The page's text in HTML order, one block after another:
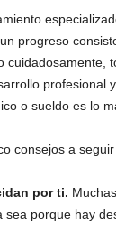
progreso
cuidadosamente,
profesional
o sueldo es lo
consejos a
por ti.
sea porque hay